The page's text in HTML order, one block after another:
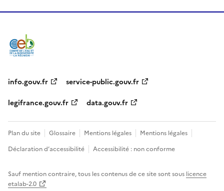
é
-
L
a
R
é
u
n
i
info.gouv.fr
service-public.gouv.fr
legifrance.gouv.fr
data.gouv.fr
Plan du site Glossaire Mentions légales
Mentions légales
Déclaration d’accessibilité
Accessibilité : non conforme
Sauf mention contraire, tous les contenus de ce site sont sous licence
etalab-2.0